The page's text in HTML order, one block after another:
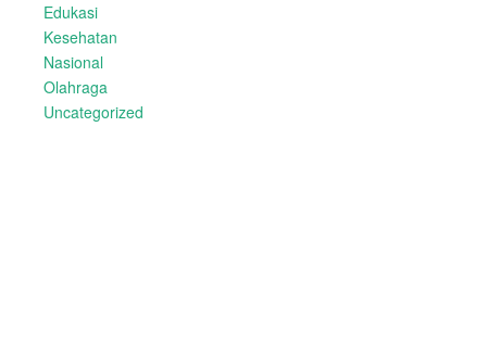
Edukasi
Kesehatan
Nasional
Olahraga
Uncategorized